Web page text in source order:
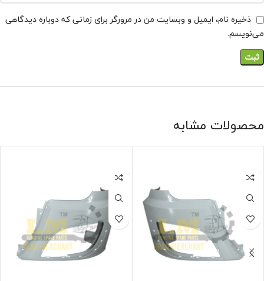
ذخیره نام، ایمیل و وبسایت من در مرورگر برای زمانی که دوباره دیدگاهی
می‌نویسم.
محصولات مشابه